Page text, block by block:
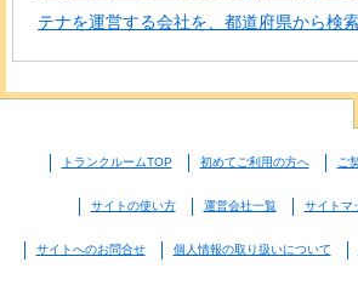
テナを運営する会社を、都道府県から検
トランクルームTOP 初めてご利用の方へ ご
サイトの使い方 運営会社一覧 サイトマ
サイトへのお問合せ 個人情報の取り扱いについて